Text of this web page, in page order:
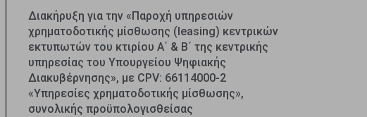
Διακήρυξη για την «Παροχή υπηρεσιών
χρηματοδοτικής μίσθωσης (leasing) κεντρικών
εκτυπωτών του κτιρίου Α΄ & Β΄ της κεντρικής
υπηρεσίας του Υπουργείου Ψηφιακής
Διακυβέρνησης», με CPV: 66114000-2
«Υπηρεσίες χρηματοδοτικής μίσθωσης»,
συνολικής προϋπολογισθείσας